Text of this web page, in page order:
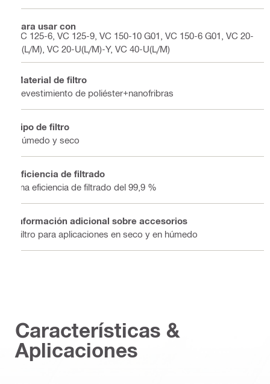
Para usar con
VC 125-6, VC 125-9, VC 150-10 G01, VC 150-6 G01, VC 20-
U(L/M), VC 20-U(L/M)-Y, VC 40-U(L/M)
Material de filtro
Revestimiento de poliéster+nanofribras
Tipo de filtro
Húmedo y seco
Eficiencia de filtrado
una eficiencia de filtrado del 99,9 %
Información adicional sobre accesorios
Filtro para aplicaciones en seco y en húmedo
Características &
Aplicaciones